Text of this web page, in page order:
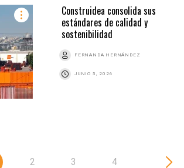
Construidea consolida sus
estándares de calidad y
sostenibilidad
FERNANDA HERNÁNDEZ
JUNIO 5, 2026
2 3 4